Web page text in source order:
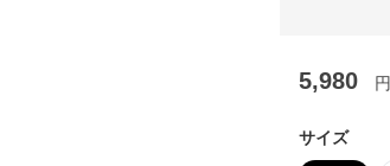
5,980 円
サイズ